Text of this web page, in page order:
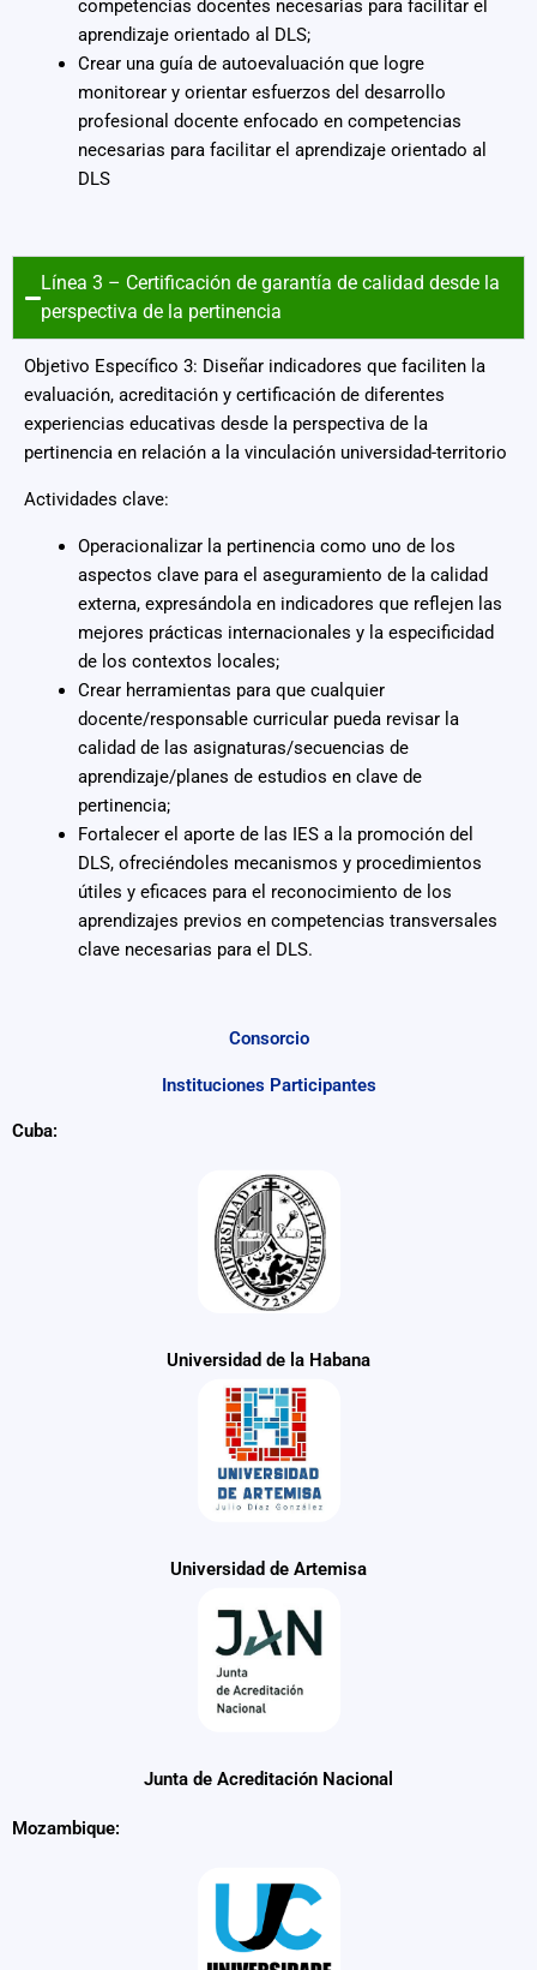
competencias docentes necesarias para facilitar el
aprendizaje orientado al DLS;
Crear una guía de autoevaluación que logre
monitorear y orientar esfuerzos del desarrollo
profesional docente enfocado en competencias
necesarias para facilitar el aprendizaje orientado al
DLS
Línea 3 – Certificación de garantía de calidad desde la
perspectiva de la pertinencia
Objetivo Específico 3: Diseñar indicadores que faciliten la
evaluación, acreditación y certificación de diferentes
experiencias educativas desde la perspectiva de la
pertinencia en relación a la vinculación universidad-territorio
Actividades clave:
Operacionalizar la pertinencia como uno de los
aspectos clave para el aseguramiento de la calidad
externa, expresándola en indicadores que reflejen las
mejores prácticas internacionales y la especificidad
de los contextos locales;
Crear herramientas para que cualquier
docente/responsable curricular pueda revisar la
calidad de las asignaturas/secuencias de
aprendizaje/planes de estudios en clave de
pertinencia;
Fortalecer el aporte de las IES a la promoción del
DLS, ofreciéndoles mecanismos y procedimientos
útiles y eficaces para el reconocimiento de los
aprendizajes previos en competencias transversales
clave necesarias para el DLS.
Consorcio
Instituciones Participantes
Cuba:
Universidad de la Habana
Universidad de Artemisa
Junta de Acreditación Nacional
Mozambique: